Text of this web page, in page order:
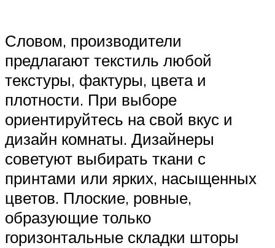
Словом, производители
предлагают текстиль любой
текстуры, фактуры, цвета и
плотности. При выборе
ориентируйтесь на свой вкус и
дизайн комнаты. Дизайнеры
советуют выбирать ткани с
принтами или ярких, насыщенных
цветов. Плоские, ровные,
образующие только
горизонтальные складки шторы